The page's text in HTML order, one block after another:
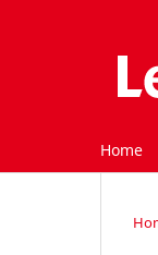
Home